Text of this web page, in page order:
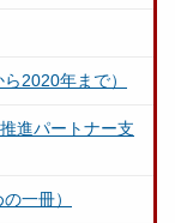
2020年まで）
進パートナー支
一冊）